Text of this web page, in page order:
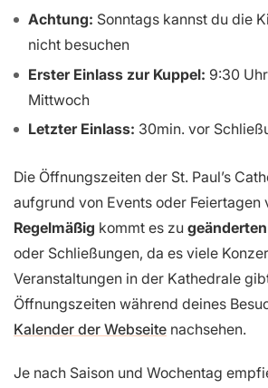
Achtung: Sonntags kannst du die
nicht besuchen
Erster Einlass zur Kuppel: 9:30
Mittwoch
Letzter Einlass: 30min. vor
Die Öffnungszeiten der St. Paul’s
aufgrund von Events oder Feiertagen
Regelmäßig kommt es zu
oder Schließungen, da es viele
Veranstaltungen in der Kathedrale
Öffnungszeiten während deines
Kalender der Webseite nachsehen.
Je nach Saison und Wochentag